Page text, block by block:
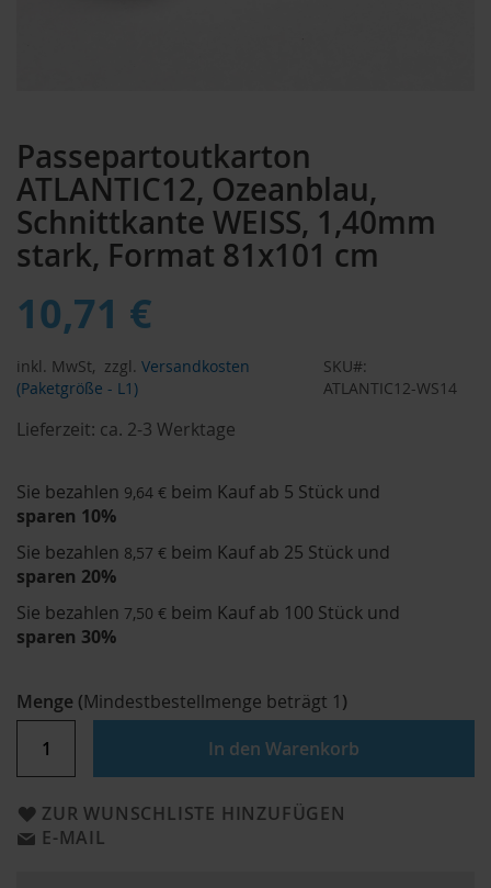
Passepartoutkarton
ATLANTIC12, Ozeanblau,
Schnittkante WEISS, 1,40mm
stark, Format 81x101 cm
10,71 €
inkl. MwSt, zzgl. Versandkosten
(Paketgröße - L1)
SKU
ATLANTIC12-WS14
Lieferzeit: ca. 2-3 Werktage
Sie bezahlen 9,64 € beim Kauf ab 5 Stück und
sparen 10%
Sie bezahlen 8,57 € beim Kauf ab 25 Stück und
sparen 20%
Sie bezahlen 7,50 € beim Kauf ab 100 Stück und
sparen 30%
Menge (Mindestbestellmenge beträgt 1)
In den Warenkorb
ZUR WUNSCHLISTE HINZUFÜGEN
E-MAIL
der
Bildergalerie
springen